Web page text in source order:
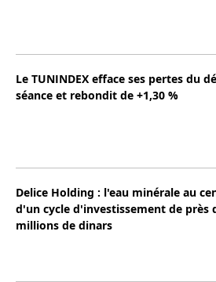
Le TUNINDEX efface ses pertes du
séance et rebondit de +1,30 %
Delice Holding : l'eau minérale au
d'un cycle d'investissement de près
millions de dinars